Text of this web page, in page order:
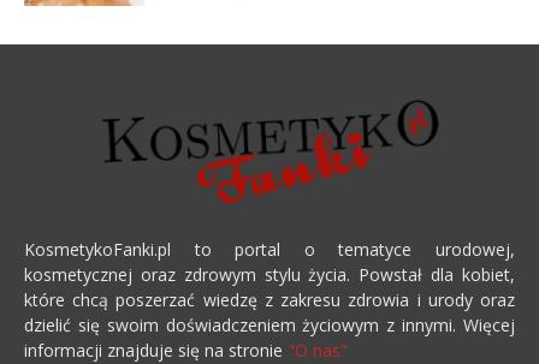
KosmetykoFanki.pl to portal o tematyce urodowej,
kosmetycznej oraz zdrowym stylu życia. Powstał dla kobiet,
które chcą poszerzać wiedzę z zakresu zdrowia i urody oraz
dzielić się swoim doświadczeniem życiowym z innymi. Więcej
informacji znajduje się na stronie "O nas"